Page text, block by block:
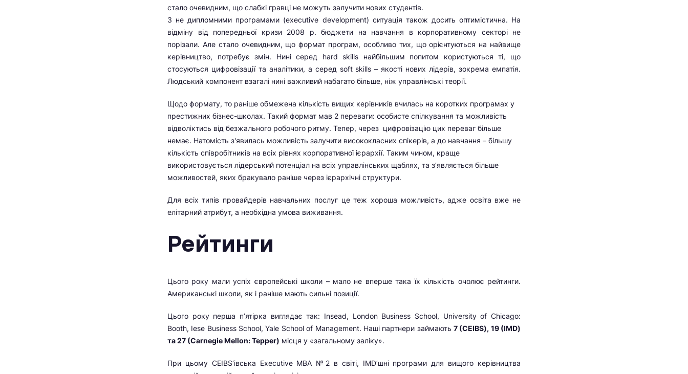
стало очевидним, що слабкі гравці не можуть залучити нових студентів.
З не дипломними програмами (executive development) ситуація також досить оптимістична. На
відміну від попередньої кризи 2008 р. бюджети на навчання в корпоративному секторі не
порізали. Але стало очевидним, що формат програм, особливо тих, що орієнтуються на найвище
керівництво, потребує змін. Нині серед hard skills найбільшим попитом користуються ті, що
стосуються цифровізації та аналітики, а серед soft skills – якості нових лідерів, зокрема емпатія.
Людський компонент взагалі нині важливий набагато більше, ніж управлінські теорії.
Щодо формату, то раніше обмежена кількість вищих керівників вчилась на коротких програмах у
престижних бізнес-школах. Такий формат мав 2 переваги: особисте спілкування та можливість
відволіктись від безжального робочого ритму. Тепер, через цифровізацію цих переваг більше
немає. Натомість з'явилась можливість залучити висококласних спікерів, а до навчання – більшу
кількість співробітників на всіх рівнях корпоративної ієрархії. Таким чином, краще
використовується лідерський потенціал на всіх управлінських щаблях, та з’являється більше
можливостей, яких бракувало раніше через ієрархічні структури.
Для всіх типів провайдерів навчальних послуг це теж хороша можливість, адже освіта вже не
елітарний атрибут, а необхідна умова виживання.
Рейтинги
Цього року мали успіх європейські школи – мало не вперше така їх кількість очолює рейтинги.
Американські школи, як і раніше мають сильні позиції.
Цього року перша п’ятірка виглядає так: Insead, London Business School, University of Chicago:
Booth, Iese Business School, Yale School of Management. Наші партнери займають 7 (CEIBS), 19 (IMD)
та 27 (Carnegie Mellon: Tepper) місця у «загальному заліку».
При цьому CEIBS’івська Executive МВА №2 в світі, IMD’шні програми для вищого керівництва